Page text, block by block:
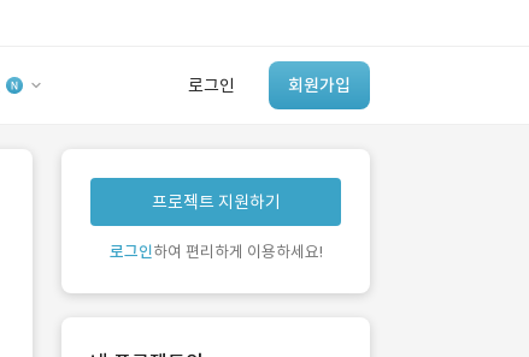
로그인 회원가입
유사사례 검색 AI
‘이런 거’ 만들어본
개발 회사 있어?
프로젝트 지원하기
로그인하여 편리하게 이용하세요!